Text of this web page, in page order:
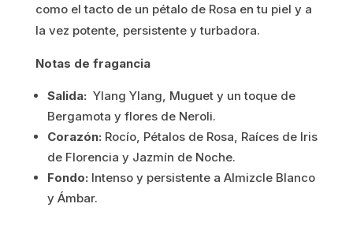
22.65€.18.12€.
como el tacto de un pétalo de Rosa en tu piel y a
la vez potente, persistente y turbadora.
Notas de fragancia
Salida: Ylang Ylang, Muguet y un toque de
Bergamota y flores de Neroli.
Corazón: Rocío, Pétalos de Rosa, Raíces de Iris
de Florencia y Jazmín de Noche.
Fondo: Intenso y persistente a Almizcle Blanco
y Ámbar.